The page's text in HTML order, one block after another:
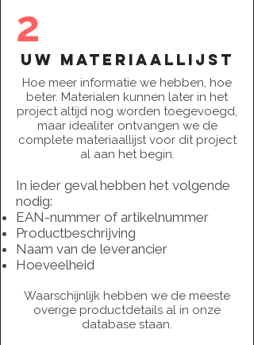
2
uw materiaallijst
Hoe meer informatie we hebben, hoe
beter. Materialen kunnen later in het
project altijd nog worden toegevoegd,
maar idealiter ontvangen we de
complete materiaallijst voor dit project
al aan het begin.
In ieder geval hebben het volgende
nodig:
EAN-nummer of artikelnummer
Productbeschrijving
Naam van de leverancier
Hoeveelheid
Waarschijnlijk hebben we de meeste
overige productdetails al in onze
database staan.